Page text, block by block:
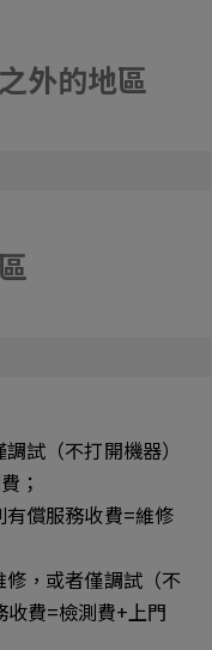
外的地區
試（不打開機器）
；
償服務收費=維修
，或者僅調試（不
費=檢測費+上門